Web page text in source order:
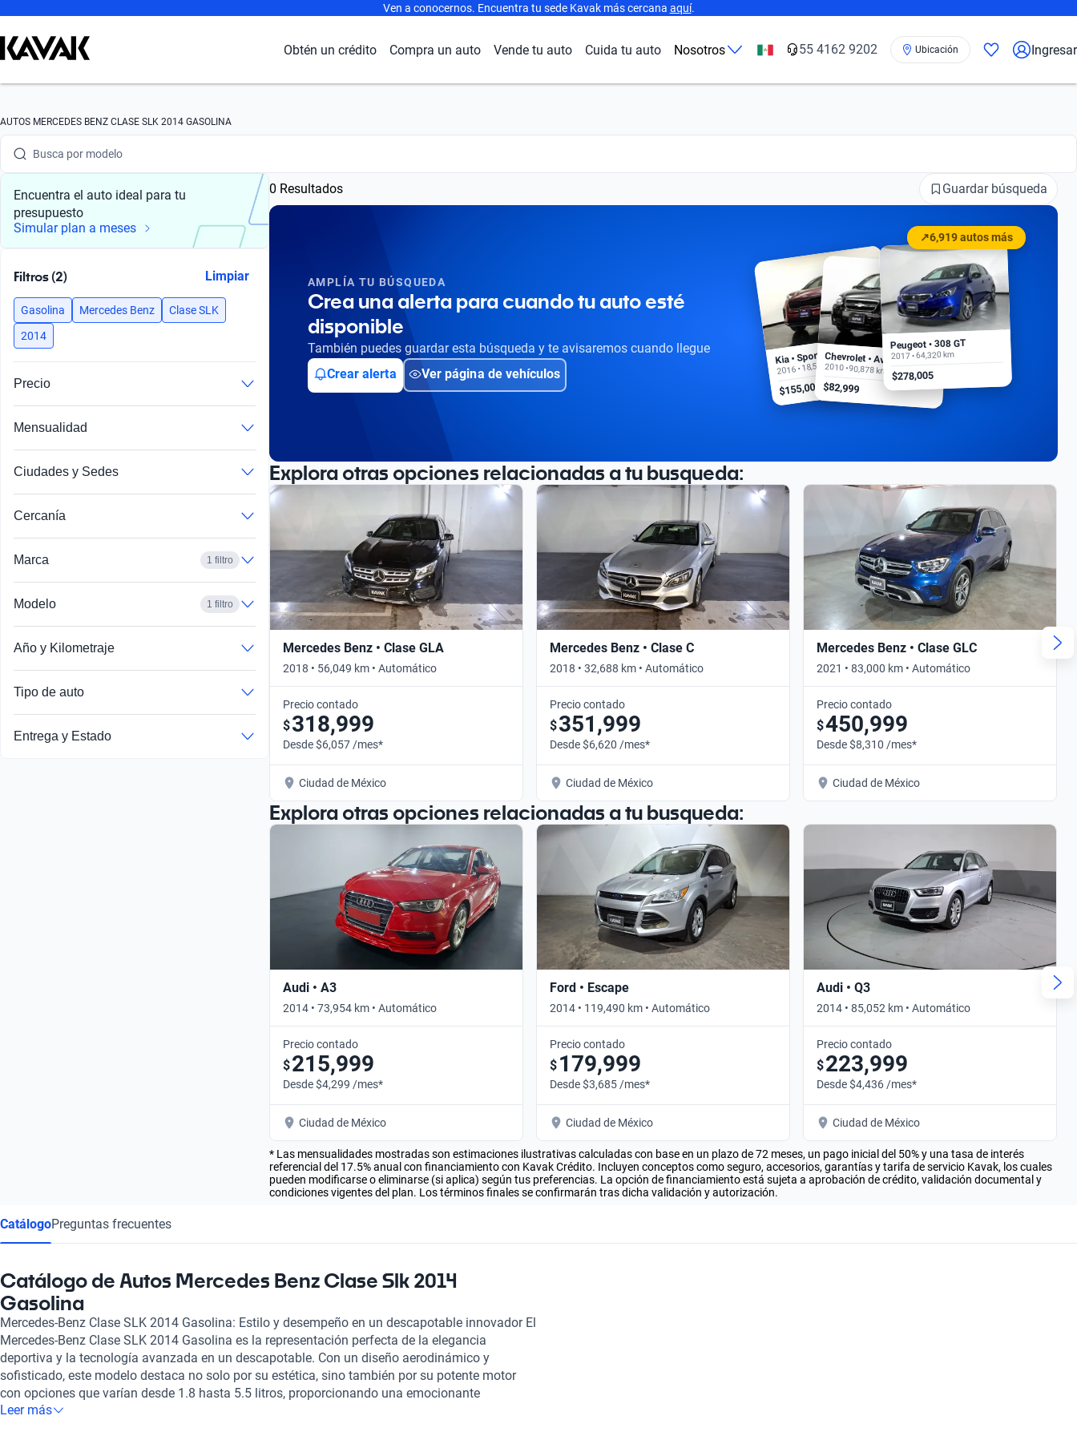
Ven a conocernos. Encuentra tu sede Kavak más cercana aquí.
Obtén un crédito Compra un auto Vende tu auto Cuida tu auto Nosotros 55 4162 9202 Ubicación Ingresar
AUTOS MERCEDES BENZ CLASE SLK 2014 GASOLINA
Busca por marca
Busca por modelo
Busca por versión
Busca por año
Busca por modelo
Busca por versión
Busca por año
Encuentra el auto ideal para tu
presupuesto
Simular plan a meses
Filtros (2) Limpiar
Gasolina Mercedes Benz
Clase SLK
2014
Precio
Mensualidad
Ciudades y Sedes
Cercanía
Marca 1 filtro
Modelo 1 filtro
Año y Kilometraje
Tipo de auto
Entrega y Estado
0 Resultados Guardar búsqueda
AMPLÍA TU BÚSQUEDA
Crea una alerta para cuando tu auto esté
disponible
También puedes guardar esta búsqueda y te avisaremos cuando llegue
Crear alerta
Ver página de vehículos
↗6,919 autos más
Kia • Sportage EX
2016 • 18,500 km
$155,000
Chevrolet • Aveo
2010 • 90,878 km
$82,999
Peugeot • 308 GT
2017 • 64,320 km
$278,005
Explora otras opciones relacionadas a tu busqueda:
Mercedes Benz • Clase GLA
2018 • 56,049 km • Automático
Precio contado
$318,999
Desde $6,057 /mes*
Ciudad de México
Mercedes Benz • Clase C
2018 • 32,688 km • Automático
Precio contado
$351,999
Desde $6,620 /mes*
Ciudad de México
Mercedes Benz • Clase GLC
2021 • 83,000 km • Automático
Precio contado
$450,999
Desde $8,310 /mes*
Ciudad de México
Explora otras opciones relacionadas a tu busqueda:
Audi • A3
2014 • 73,954 km • Automático
Precio contado
$215,999
Desde $4,299 /mes*
Ciudad de México
Ford • Escape
2014 • 119,490 km • Automático
Precio contado
$ 179,999
Desde $3,685 /mes*
Ciudad de México
Audi • Q3
2014 • 85,052 km • Automático
Precio contado
$223,999
Desde $4,436 /mes*
Ciudad de México
* Las mensualidades mostradas son estimaciones ilustrativas calculadas con base en un plazo de 72 meses, un pago inicial del 50% y una tasa de interés
referencial del 17.5% anual con financiamiento con Kavak Crédito. Incluyen conceptos como seguro, accesorios, garantías y tarifa de servicio Kavak, los cuales
pueden modificarse o eliminarse (si aplica) según tus preferencias. La opción de financiamiento está sujeta a aprobación de crédito, validación documental y
condiciones vigentes del plan. Los términos finales se confirmarán tras dicha validación y autorización.
CatálogoPreguntas frecuentes
Catálogo de Autos Mercedes Benz Clase Slk 2014
Gasolina
Mercedes-Benz Clase SLK 2014 Gasolina: Estilo y desempeño en un descapotable innovador El
Mercedes-Benz Clase SLK 2014 Gasolina es la representación perfecta de la elegancia
deportiva y la tecnología avanzada en un descapotable. Con un diseño aerodinámico y
sofisticado, este modelo destaca no solo por su estética, sino también por su potente motor
con opciones que varían desde 1.8 hasta 5.5 litros, proporcionando una emocionante
experiencia de conducción. Su rango de potencia, de 182 a 415 caballos de fuerza, asegura que
Leer más